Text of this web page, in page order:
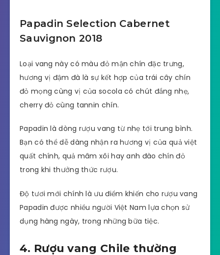
Papadin Selection Cabernet
Sauvignon 2018
Loại vang này có màu đỏ mận chín đặc trưng,
hương vị đậm đà là sự kết hợp của trái cây chín
đỏ mọng cùng vị của socola có chút đắng nhẹ,
cherry đỏ cùng tannin chín.
Papadin là dòng rượu vang từ nhẹ tới trung bình.
Bạn có thể dễ dàng nhận ra hương vị của quả việt
quất chính, quả mâm xôi hay anh đào chín đỏ
trong khi thưởng thức rượu.
Độ tươi mới chính là ưu điểm khiến cho rượu vang
Papadin được nhiều người Việt Nam lựa chọn sử
dụng hàng ngày, trong những bữa tiệc.
4. Rượu vang Chile thường